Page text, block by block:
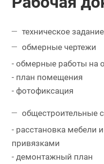
техническое
обмерные чертежи
- обмерные работы на
- план помещения
- фотофиксация
общестроительные
- расстановка мебели
привязками
- демонтажный план